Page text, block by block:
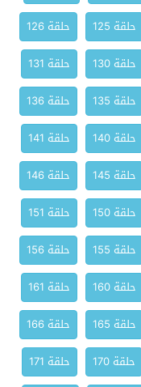
حلقة 125
حلقة 126
حلقة 130
حلقة 131
حلقة 135
حلقة 136
حلقة 140
حلقة 141
حلقة 145
حلقة 146
حلقة 150
حلقة 151
حلقة 155
حلقة 156
حلقة 160
حلقة 161
حلقة 165
حلقة 166
حلقة 170
حلقة 171